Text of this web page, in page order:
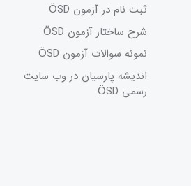
ثبت نام در آزمون ÖSD
شرح ساختار آزمون ÖSD
نمونه سوالات آزمون ÖSD
اندیشه پارسیان در وب سایت
رسمی ÖSD